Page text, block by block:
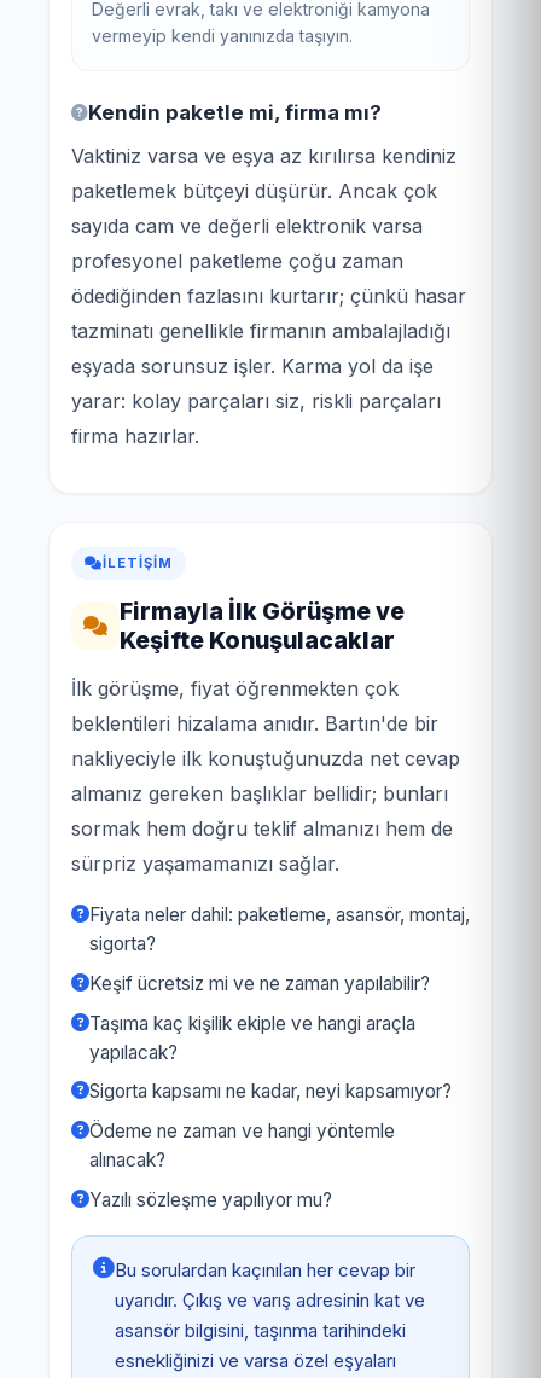
Değerli evrak, takı ve elektroniği kamyona
vermeyip kendi yanınızda taşıyın.
Kendin paketle mi, firma mı?
Vaktiniz varsa ve eşya az kırılırsa kendiniz
paketlemek bütçeyi düşürür. Ancak çok
sayıda cam ve değerli elektronik varsa
profesyonel paketleme çoğu zaman
ödediğinden fazlasını kurtarır; çünkü hasar
tazminatı genellikle firmanın ambalajladığı
eşyada sorunsuz işler. Karma yol da işe
yarar: kolay parçaları siz, riskli parçaları
firma hazırlar.
İLETIŞIM
Firmayla İlk Görüşme ve
Keşifte Konuşulacaklar
İlk görüşme, fiyat öğrenmekten çok
beklentileri hizalama anıdır. Bartın'de bir
nakliyeciyle ilk konuştuğunuzda net cevap
almanız gereken başlıklar bellidir; bunları
sormak hem doğru teklif almanızı hem de
sürpriz yaşamamanızı sağlar.
Fiyata neler dahil: paketleme, asansör, montaj,
sigorta?
Keşif ücretsiz mi ve ne zaman yapılabilir?
Taşıma kaç kişilik ekiple ve hangi araçla
yapılacak?
Sigorta kapsamı ne kadar, neyi kapsamıyor?
Ödeme ne zaman ve hangi yöntemle
alınacak?
Yazılı sözleşme yapılıyor mu?
Bu sorulardan kaçınılan her cevap bir
uyarıdır. Çıkış ve varış adresinin kat ve
asansör bilgisini, taşınma tarihindeki
esnekliğinizi ve varsa özel eşyaları